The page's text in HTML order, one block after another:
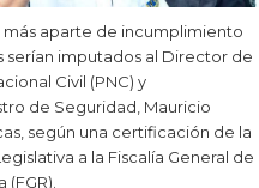
más aparte de incumplimiento
serían imputados al Director de
Civil (PNC) y
de Seguridad, Mauricio
según una certificación de la
a la Fiscalía General de
(FGR).